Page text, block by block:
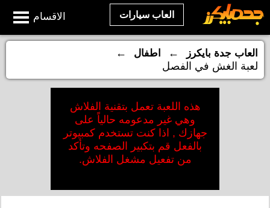
الاقسام العاب سيارات
العاب جدة بايكرز ← اطفال
←
لعبة الغش في الفصل
هذه اللعبة تعمل بتقنية الفلاش
وهي غير مدعومه حالياً على
جهازك , اذا كنت تستخدم كمبيوتر
بالفعل قم بتكبير الصفحه وتأكد
من تفعيل مشغل الفلاش.